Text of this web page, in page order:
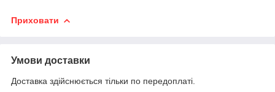
Приховати
Умови доставки
Доставка здійснюється тільки по передоплаті.